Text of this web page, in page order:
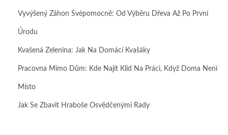
Vyvýšený Záhon Svépomocně: Od Výběru Dřeva Až Po První
Úrodu
Kvašená Zelenina: Jak Na Domácí Kvašáky
Pracovna Mimo Dům: Kde Najít Klid Na Práci, Když Doma Není
Místo
Jak Se Zbavit Hraboše Osvědčenými Rady